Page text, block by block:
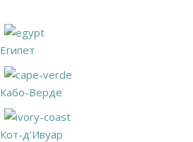
Египет
Кабо-Верде
Кот-д'Ивуар